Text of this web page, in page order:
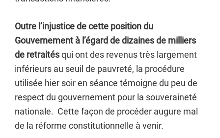
Outre l’injustice de cette position du
Gouvernement à l’égard de dizaines de milliers
de retraitésqui ont des revenus très largement
inférieurs au seuil de pauvreté, la procédure
utilisée hier soir en séance témoigne du peu de
respect du gouvernement pour la souveraineté
nationale. Cette façon de procéder augure mal
de la réforme constitutionnelle à venir.